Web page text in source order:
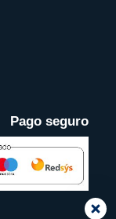
Pago seguro